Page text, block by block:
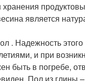
является
. Надежность
и при
быть в погребе,